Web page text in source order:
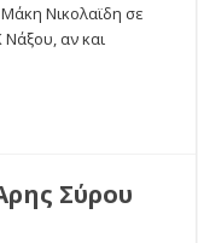
Νικολαϊδη σε
αν και
Σύρου